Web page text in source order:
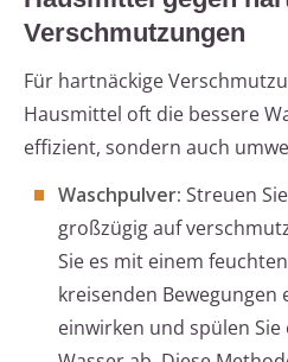
Verschmutzungen
Für hartnäckige
Hausmittel oft die bessere
effizient, sondern auch
Waschpulver: Streuen
großzügig auf
Sie es mit einem
kreisenden Bewegungen
einwirken und spülen